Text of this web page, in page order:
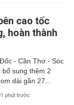
cao tốc
hoàn thành
- Cần Thơ - Sóc
sung thêm 2
dài gần 27...
phút trước